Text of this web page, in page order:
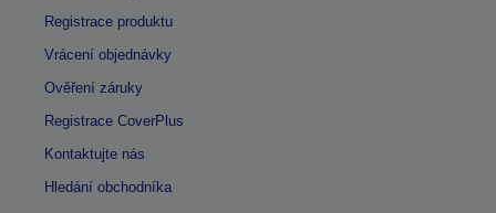
Registrace produktu
Vrácení objednávky
Ověření záruky
Registrace CoverPlus
Kontaktujte nás
Hledání obchodníka